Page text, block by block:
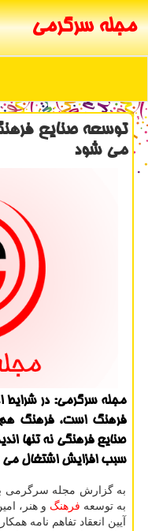
مجله سرگرمی
توسعه صنایع
می شود
مجله سرگرمی: در شرایط
فرهنگ است، فرهنگ هم
صنایع فرهنگی نه تنها
سبب افزایش اشتغال می
به گزارش مجله سرگرمی
به توسعه فرهنگ و هنر،
آیین انعقاد تفاهم نامه